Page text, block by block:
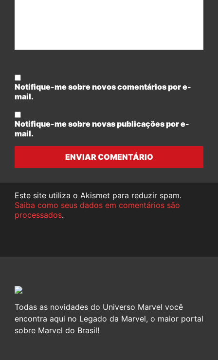
Notifique-me sobre novos comentários por e-
mail.
Notifique-me sobre novas publicações por e-
mail.
ENVIAR COMENTÁRIO
Este site utiliza o Akismet para reduzir spam.
Saiba como seus dados em comentários são
processados.
Todas as novidades do Universo Marvel você
encontra aqui no Legado da Marvel, o maior portal
sobre Marvel do Brasil!